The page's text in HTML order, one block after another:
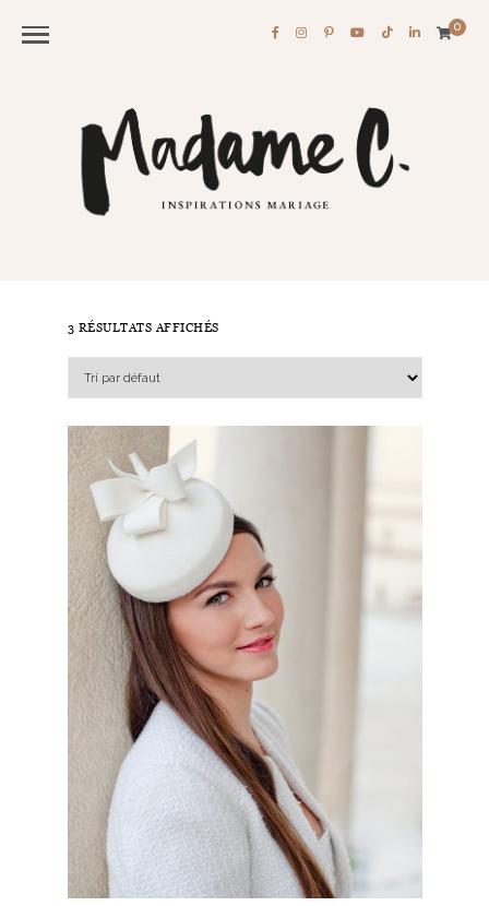
0
3 RÉSULTATS AFFICHÉS